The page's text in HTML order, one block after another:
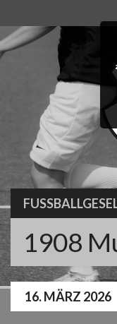
to
content
1908
16. MÄRZ 2026